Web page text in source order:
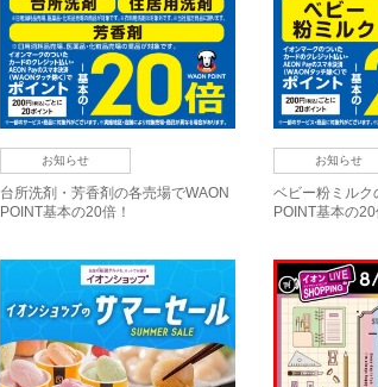
お知らせ
台所洗剤・芳香剤の各売場でWAON
POINT基本の20倍！
お知らせ
ベビー粉ミルク
POINT基本の20